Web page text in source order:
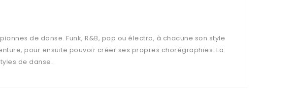
de danse. Funk, R&B, pop ou électro, à chacune son style
pour ensuite pouvoir créer ses propres chorégraphies. La
de danse.